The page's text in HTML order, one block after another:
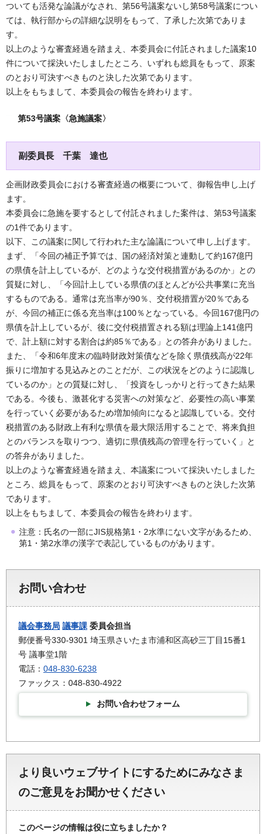
ついても活発な論議がなされ、第56号議案ないし第58号議案につい
ては、執行部からの詳細な説明をもって、了承した次第でありま
す。
以上のような審査経過を踏まえ、本委員会に付託されました議案10
件について採決いたしましたところ、いずれも総員をもって、原案
のとおり可決すべきものと決した次第であります。
以上をもちまして、本委員会の報告を終わります。
第53号議案〈急施議案〉
副委員長 千葉 達也
企画財政委員会における審査経過の概要について、御報告申し上げ
ます。
本委員会に急施を要するとして付託されました案件は、第53号議案
の1件であります。
以下、この議案に関して行われた主な論議について申し上げます。
まず、「今回の補正予算では、国の経済対策と連動して約167億円
の県債を計上しているが、どのような交付税措置があるのか」との
質疑に対し、「今回計上している県債のほとんどが公共事業に充当
するものである。通常は充当率が90％、交付税措置が20％である
が、今回の補正に係る充当率は100％となっている。今回167億円の
県債を計上しているが、後に交付税措置される額は理論上141億円
で、計上額に対する割合は約85％である」との答弁がありました。
また、「令和6年度末の臨時財政対策債などを除く県債残高が22年
振りに増加する見込みとのことだが、この状況をどのように認識し
ているのか」との質疑に対し、「投資をしっかりと行ってきた結果
である。今後も、激甚化する災害への対策など、必要性の高い事業
を行っていく必要があるため増加傾向になると認識している。交付
税措置のある財政上有利な県債を最大限活用することで、将来負担
とのバランスを取りつつ、適切に県債残高の管理を行っていく」と
の答弁がありました。
以上のような審査経過を踏まえ、本議案について採決いたしました
ところ、総員をもって、原案のとおり可決すべきものと決した次第
であります。
以上をもちまして、本委員会の報告を終わります。
注意：氏名の一部にJIS規格第1・2水準にない文字があるため、
第1・第2水準の漢字で表記しているものがあります。
お問い合わせ
議会事務局 議事課 委員会担当
郵便番号330-9301 埼玉県さいたま市浦和区高砂三丁目15番1
号 議事堂1階
電話： 048-830-6238
ファックス：048-830-4922
お問い合わせフォーム
より良いウェブサイトにするためにみなさま
のご意見をお聞かせください
このページの情報は役に立ちましたか？